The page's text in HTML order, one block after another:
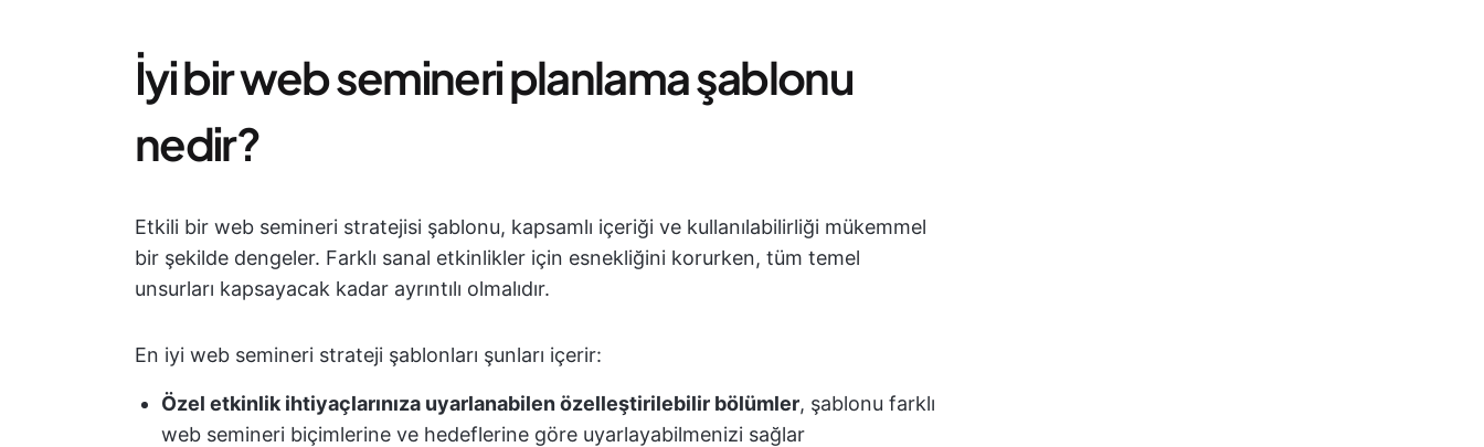
İyi bir web semineri planlama şablonu
nedir?
Etkili bir web semineri stratejisi şablonu, kapsamlı içeriği ve kullanılabilirliği mükemmel
bir şekilde dengeler. Farklı sanal etkinlikler için esnekliğini korurken, tüm temel
unsurları kapsayacak kadar ayrıntılı olmalıdır.
En iyi web semineri strateji şablonları şunları içerir:
Özel etkinlik ihtiyaçlarınıza uyarlanabilen özelleştirilebilir bölümler, şablonu farklı
web semineri biçimlerine ve hedeflerine göre uyarlayabilmenizi sağlar